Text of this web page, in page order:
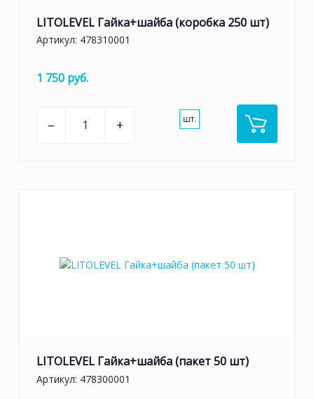
LITOLEVEL Гайка+шайба (коробка 250 шт)
Артикул: 478310001
1 750 руб.
– + шт.
LITOLEVEL Гайка+шайба (пакет 50 шт)
Артикул: 478300001